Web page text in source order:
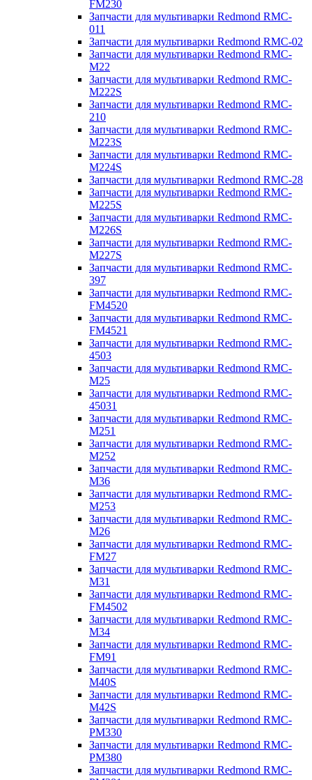
FM230
Запчасти для мультиварки Redmond RMC-
011
Запчасти для мультиварки Redmond RMC-02
Запчасти для мультиварки Redmond RMC-
M22
Запчасти для мультиварки Redmond RMC-
M222S
Запчасти для мультиварки Redmond RMC-
210
Запчасти для мультиварки Redmond RMC-
M223S
Запчасти для мультиварки Redmond RMC-
M224S
Запчасти для мультиварки Redmond RMC-28
Запчасти для мультиварки Redmond RMC-
M225S
Запчасти для мультиварки Redmond RMC-
M226S
Запчасти для мультиварки Redmond RMC-
M227S
Запчасти для мультиварки Redmond RMC-
397
Запчасти для мультиварки Redmond RMC-
FM4520
Запчасти для мультиварки Redmond RMC-
FM4521
Запчасти для мультиварки Redmond RMC-
4503
Запчасти для мультиварки Redmond RMC-
M25
Запчасти для мультиварки Redmond RMC-
45031
Запчасти для мультиварки Redmond RMC-
M251
Запчасти для мультиварки Redmond RMC-
M252
Запчасти для мультиварки Redmond RMC-
M36
Запчасти для мультиварки Redmond RMC-
M253
Запчасти для мультиварки Redmond RMC-
M26
Запчасти для мультиварки Redmond RMC-
FM27
Запчасти для мультиварки Redmond RMC-
M31
Запчасти для мультиварки Redmond RMC-
FM4502
Запчасти для мультиварки Redmond RMC-
M34
Запчасти для мультиварки Redmond RMC-
FM91
Запчасти для мультиварки Redmond RMC-
M40S
Запчасти для мультиварки Redmond RMC-
M42S
Запчасти для мультиварки Redmond RMC-
PM330
Запчасти для мультиварки Redmond RMC-
PM380
Запчасти для мультиварки Redmond RMC-